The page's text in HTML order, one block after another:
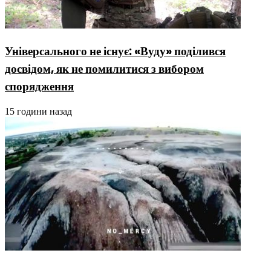
Універсального не існує: «Вуду» поділився
досвідом, як не помилитися з вибором
спорядження
15 години назад